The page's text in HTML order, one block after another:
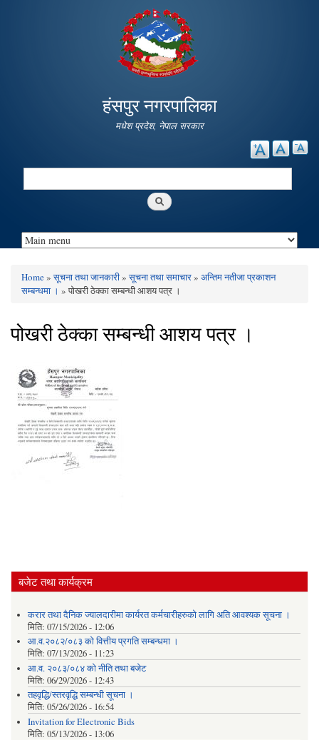
main
content
हंसपुर नगरपालिका
मधेश प्रदेश, नेपाल सरकार
Search
You are here
Home»सूचना तथा जानकारी»सूचना तथा समाचार» अन्तिम नतीजा प्रकाशन
सम्बन्धमा । » पोखरी ठेक्का सम्बन्धी आशय पत्र ।
पोखरी ठेक्का सम्बन्धी आशय पत्र ।
बजेट तथा कार्यक्रम
करार तथा दैनिक ज्यालदारीमा कार्यरत कर्मचारीहरुको लागि अति आवश्यक सूचना ।
मिति: 07/15/2026 - 12:06
आ.व.२०८२/०८३ को वित्तीय प्रगति सम्बन्धमा ।
मिति: 07/13/2026 - 11:23
आ.व. २०८३/०८४ को नीति तथा बजेट
मिति: 06/29/2026 - 12:43
तहवृद्धि/स्तरवृद्धि सम्बन्धी सूचना ।
मिति: 05/26/2026 - 16:54
Invitation for Electronic Bids
मिति: 05/13/2026 - 13:06